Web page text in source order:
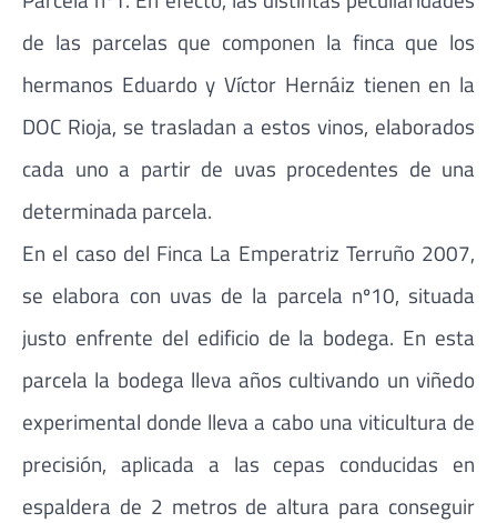
de las parcelas que componen la finca que los
hermanos Eduardo y Víctor Hernáiz tienen en la
DOC Rioja, se trasladan a estos vinos, elaborados
cada uno a partir de uvas procedentes de una
determinada parcela.
En el caso del Finca La Emperatriz Terruño 2007,
se elabora con uvas de la parcela nº10, situada
justo enfrente del edificio de la bodega. En esta
parcela la bodega lleva años cultivando un viñedo
experimental donde lleva a cabo una viticultura de
precisión, aplicada a las cepas conducidas en
espaldera de 2 metros de altura para conseguir